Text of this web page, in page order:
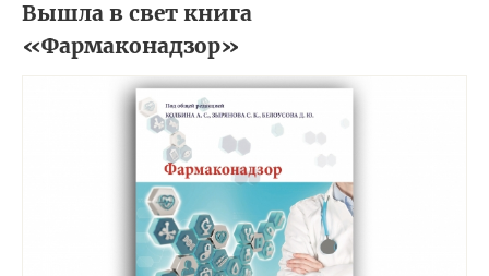
Вышла в свет книга
«Фармаконадзор»